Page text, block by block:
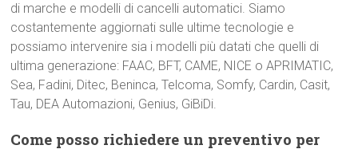
di marche e modelli di cancelli automatici. Siamo
costantemente aggiornati sulle ultime tecnologie e
possiamo intervenire sia i modelli più datati che quelli di
ultima generazione: FAAC, BFT, CAME, NICE o APRIMATIC,
Sea, Fadini, Ditec, Beninca, Telcoma, Somfy, Cardin, Casit,
Tau, DEA Automazioni, Genius, GiBiDi.
Come posso richiedere un preventivo per